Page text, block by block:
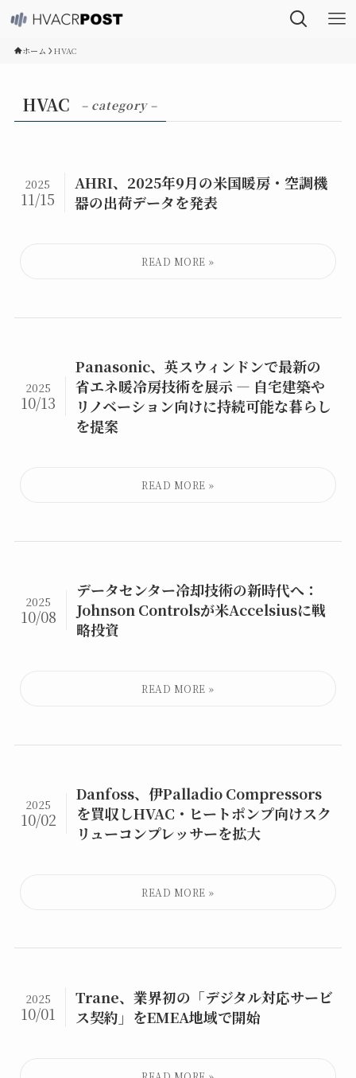
ホーム HVAC
HVAC – category –
AHRI、2025年9月の米国暖房・空調機
器の出荷データを発表
2025
11/15
Panasonic、英スウィンドンで最新の
省エネ暖冷房技術を展示 ― 自宅建築や
リノベーション向けに持続可能な暮らし
を提案
2025
10/13
データセンター冷却技術の新時代へ：
Johnson Controlsが米Accelsiusに戦
略投資
2025
10/08
Danfoss、伊Palladio Compressors
を買収しHVAC・ヒートポンプ向けスク
リューコンプレッサーを拡大
2025
10/02
Trane、業界初の「デジタル対応サービ
ス契約」をEMEA地域で開始
2025
10/01